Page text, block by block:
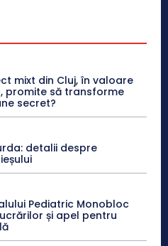
mixt din Cluj, în valoare
promite să transforme
secret?
detalii despre
Pediatric Monobloc
și apel pentru